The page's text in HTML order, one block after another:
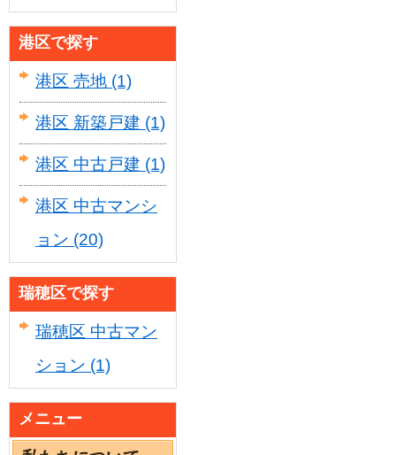
港区で探す
港区 売地 (1)
港区 新築戸建 (1)
港区 中古戸建 (1)
港区 中古マンシ
ョン (20)
瑞穂区で探す
瑞穂区 中古マン
ション (1)
メニュー